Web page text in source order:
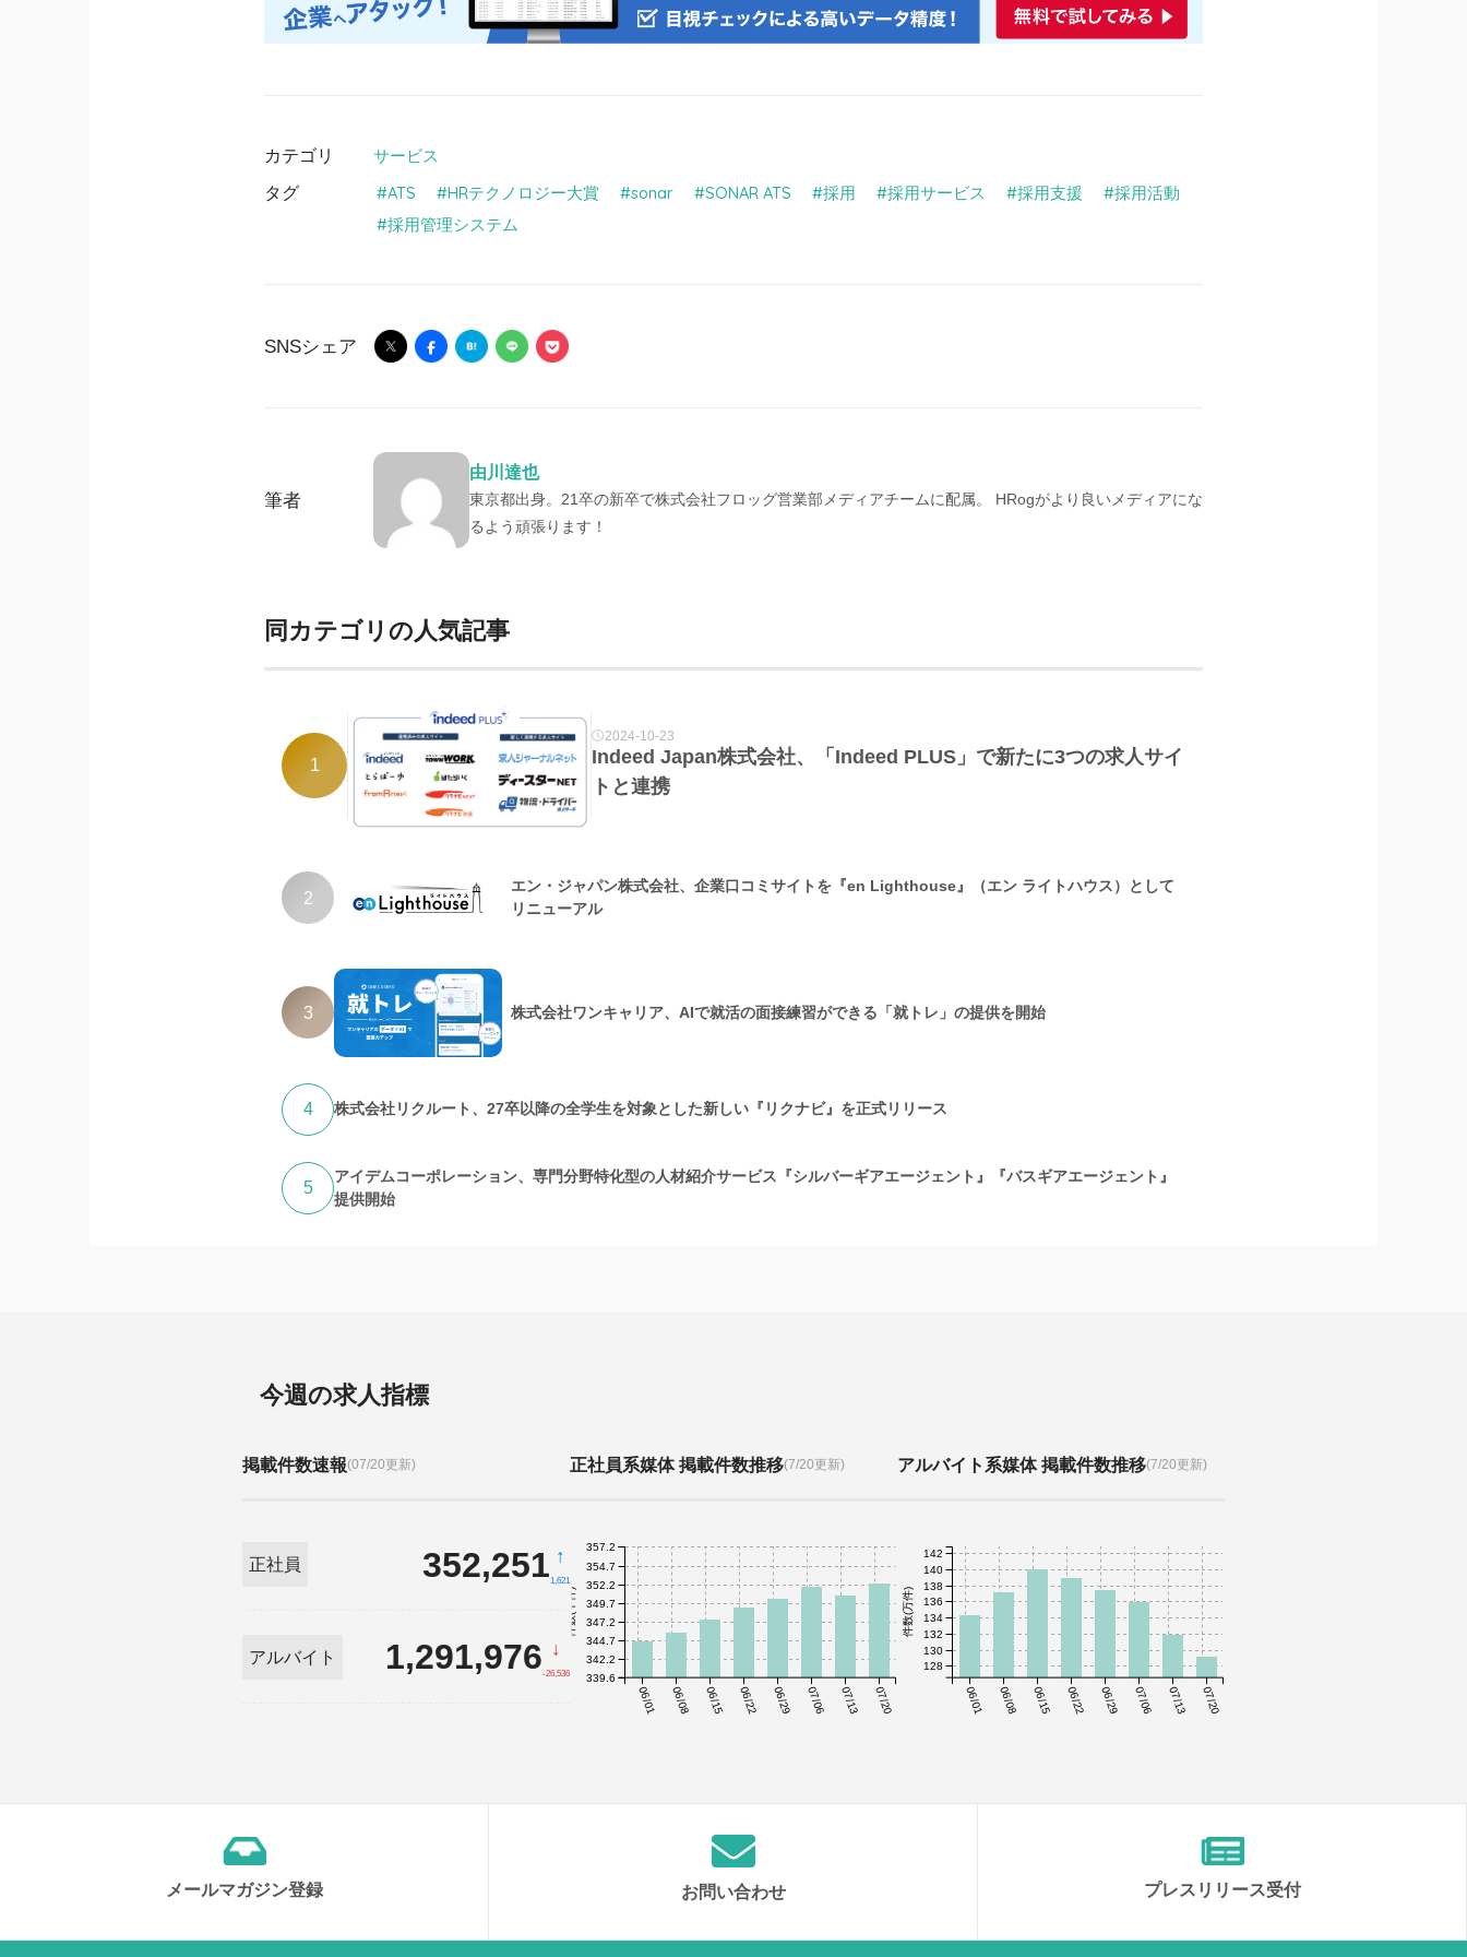
カテゴリ サービス
タグ ATS HRテクノロジー大賞 sonar SONAR ATS 採用 採用サービス 採用支援
採用活動
採用管理システム
SNSシェア
筆者
由川達也
東京都出身。21卒の新卒で株式会社フロッグ営業部メディアチームに配属。 HRogがより良いメディアにな
るよう頑張ります！
同カテゴリの人気記事
1
2024-10-23
Indeed Japan株式会社、「Indeed PLUS」で新たに3つの求人サイ
トと連携
2
エン・ジャパン株式会社、企業口コミサイトを『en Lighthouse』（エン ライトハウス）として
リニューアル
3 株式会社ワンキャリア、AIで就活の面接練習ができる「就トレ」の提供を開始
4 株式会社リクルート、27卒以降の全学生を対象とした新しい『リクナビ』を正式リリース
5
アイデムコーポレーション、専門分野特化型の人材紹介サービス『シルバーギアエージェント』『バスギアエージェント』
提供開始
今週の求人指標
掲載件数速報(07/20更新)
正社員 352,251 ↑
1,621
アルバイト 1,291,976 ↓
-26,536
正社員系媒体 掲載件数推移(7/20更新)
06/01 06/08 06/15 06/22 06/29 07/06 07/13 07/20
件数(千件)
339.6
342.2
344.7
347.2
349.7
352.2
354.7
357.2
アルバイト系媒体 掲載件数推移(7/20更新)
06/01 06/08 06/15 06/22 06/29 07/06 07/13 07/20
件数(万件)
128
130
132
134
136
138
140
142
メールマガジン登録 お問い合わせ プレスリリース受付